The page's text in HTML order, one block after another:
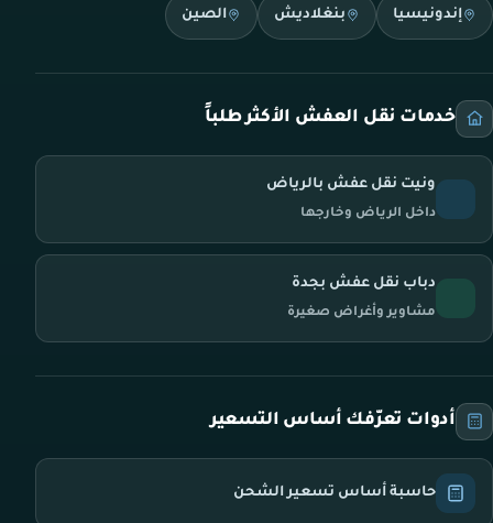
إندونيسيا بنغلاديش الصين
خدمات نقل العفش الأكثر طلباً
ونيت نقل عفش بالرياض
داخل الرياض وخارجها
دباب نقل عفش بجدة
مشاوير وأغراض صغيرة
أدوات تعرّفك أساس التسعير
حاسبة أساس تسعير الشحن